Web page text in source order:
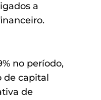
a
no período,
de capital
de